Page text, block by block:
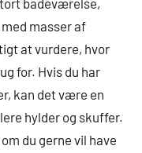
badeværelse,
masser af
at vurdere, hvor
for. Hvis du har
kan det være en
hylder og skuffer.
du gerne vil have